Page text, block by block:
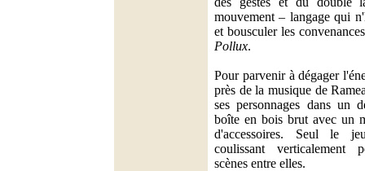
mouvement – langage qui
et bousculer les
Pollux.
Pour parvenir à dégager
près de la musique de
ses personnages dans un
boîte en bois brut avec un
d'accessoires. Seul le
coulissant verticalement
scènes entre elles.